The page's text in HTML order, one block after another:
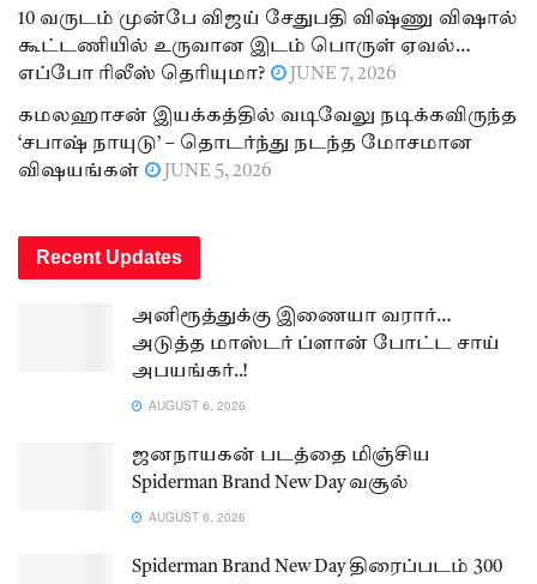
10 வருடம் முன்பே விஜய் சேதுபதி விஷ்ணு விஷால்
கூட்டணியில் உருவான இடம் பொருள் ஏவல்…
எப்போ ரிலீஸ் தெரியுமா?
JUNE 7, 2026
கமலஹாசன் இயக்கத்தில் வடிவேலு நடிக்கவிருந்த
‘சபாஷ் நாயுடு’ – தொடர்ந்து நடந்த மோசமான
விஷயங்கள்
JUNE 5, 2026
Recent Updates
அனிரூத்துக்கு இணையா வரார்…
அடுத்த மாஸ்டர் ப்ளான் போட்ட சாய்
அபயங்கர்..!
AUGUST 6, 2026
ஜனநாயகன் படத்தை மிஞ்சிய
Spiderman Brand New Day வசூல்
AUGUST 6, 2026
Spiderman Brand New Day திரைப்படம் 300